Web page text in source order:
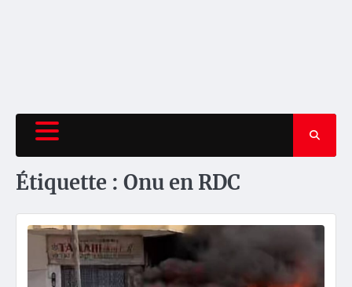
Étiquette : Onu en RDC